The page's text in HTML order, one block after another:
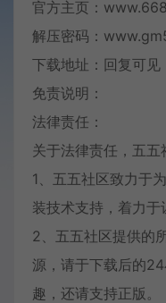
官方主页：
解压密码：
下载地址：回复可见
免责说明：
法律责任：
关于法律责任，五五
1、五五社区致力于
装技术支持，着力于
2、五五社区提供的
源，请于下载后的
趣，还请支持正版。